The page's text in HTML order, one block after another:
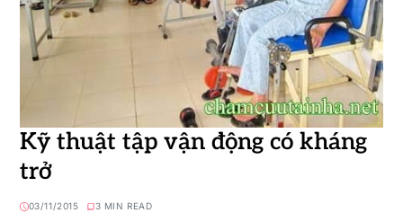
Kỹ thuật tập vận động có kháng
trở
03/11/2015 3 MIN READ